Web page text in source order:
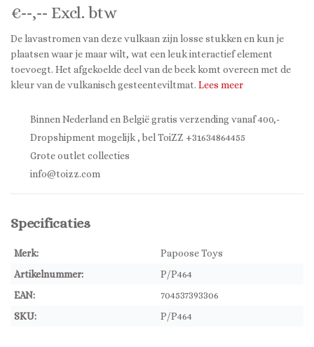
€--,-- Excl. btw
De lavastromen van deze vulkaan zijn losse stukken en kun je
plaatsen waar je maar wilt, wat een leuk interactief element
toevoegt. Het afgekoelde deel van de beek komt overeen met de
kleur van de vulkanisch gesteenteviltmat. Lees meer
Binnen Nederland en België gratis verzending vanaf 400,-
Dropshipment mogelijk , bel ToiZZ +31634864455
Grote outlet collecties
info@toizz.com
Specificaties
Merk:
Papoose Toys
Artikelnummer:
P/P464
EAN:
704537393306
SKU:
P/P464